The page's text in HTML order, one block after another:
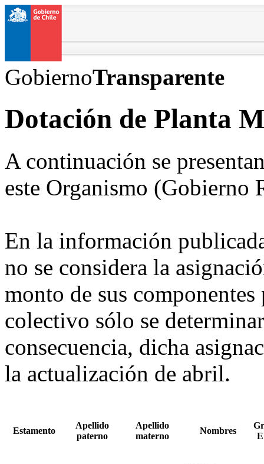
GobiernoTransparente
Dotación de Planta
A continuación se
este Organismo (Gobierno
En la información
no se considera la
monto de sus
colectivo sólo se
consecuencia, dicha
la actualización de abril.
Estamento
Apellido
paterno
Apellido
materno
Nombres